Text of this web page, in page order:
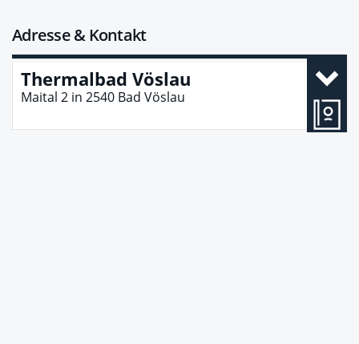
Adresse & Kontakt
Thermalbad Vöslau
Maital 2 in 2540 Bad Vöslau